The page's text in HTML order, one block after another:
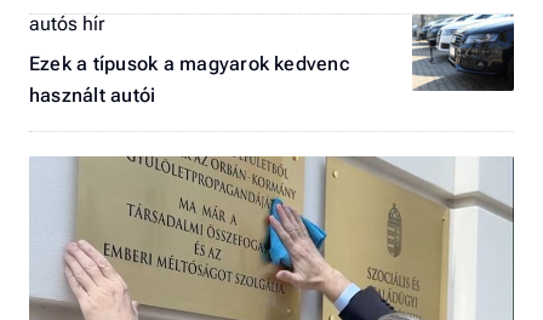
autós hír
Ezek a típusok a magyarok kedvenc
használt autói